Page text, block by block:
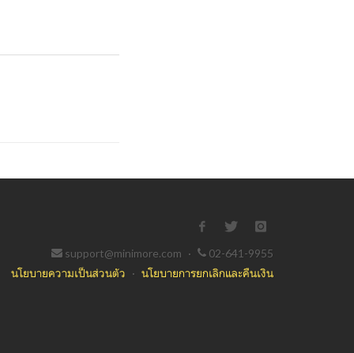
support@minimore.com ·
02-641-9955
นโยบายความเป็นส่วนตัว · นโยบายการยกเลิกและคืนเงิน